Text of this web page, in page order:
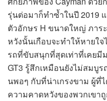
รุ่นต่อมาก็ทำซ้ำในปี 2019
ตัวอักษร H ขนาดใหญ่ ภา
หวังนั้นเกือบจะทำให้หายใ
รถที่ขับสนุกที่สุดเท่าที่เคย
GT3 รู้สึกเหมือนยังไม่สมบู
นพอๆ กับที่น่าเกรงขาม ผู้ที่
ความคาดหวังของพวกเขา